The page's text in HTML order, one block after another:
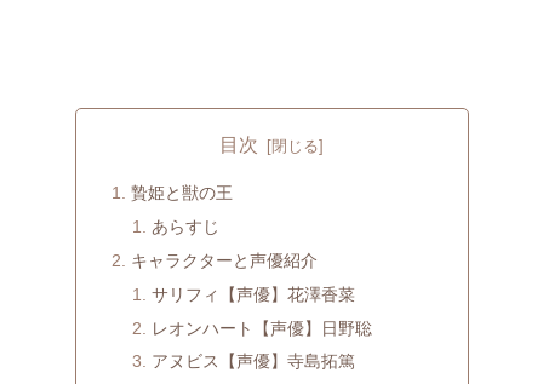
目次
贄姫と獣の王
あらすじ
キャラクターと声優紹介
サリフィ【声優】花澤香菜
レオンハート【声優】日野聡
アヌビス【声優】寺島拓篤